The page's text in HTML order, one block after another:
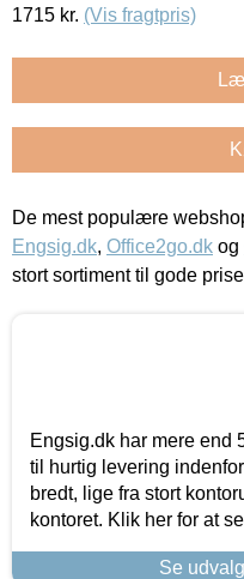
1715 kr. (Vis fragtpris)
De mest populære
Engsig.dk, Office2go.dk og
stort sortiment til gode
Engsig.dk har mere end
til hurtig levering
bredt, lige fra stort
kontoret. Klik her for at
Se